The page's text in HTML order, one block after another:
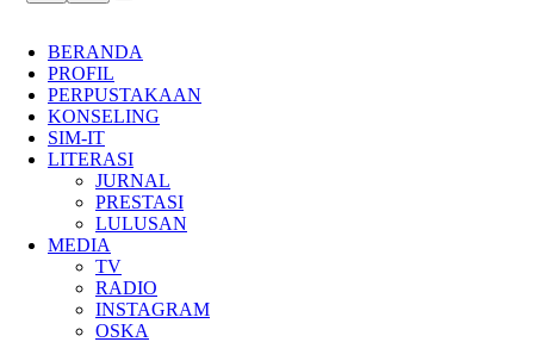
BERANDA
PROFIL
PERPUSTAKAAN
KONSELING
SIM-IT
LITERASI
JURNAL
PRESTASI
LULUSAN
MEDIA
TV
RADIO
INSTAGRAM
OSKA